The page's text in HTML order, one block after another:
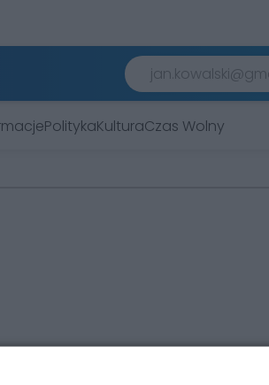
PolitykaKulturaCzas Wolny